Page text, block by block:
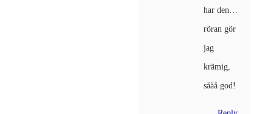
har den…
röran gör
jag
krämig,
sååå god!